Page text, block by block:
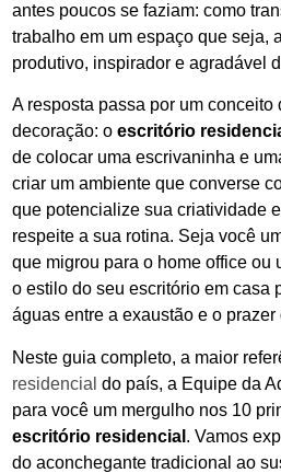
antes poucos se faziam: como
trabalho em um espaço que seja,
produtivo, inspirador e agradável
A resposta passa por um conceito
decoração: o escritório
de colocar uma escrivaninha e
criar um ambiente que converse
que potencialize sua criatividade
respeite a sua rotina. Seja você
que migrou para o home office ou
o estilo do seu escritório em casa
águas entre a exaustão e o prazer
Neste guia completo, a maior
residencial do país, a Equipe da
para você um mergulho nos 10
escritório residencial . Vamos
do aconchegante tradicional ao